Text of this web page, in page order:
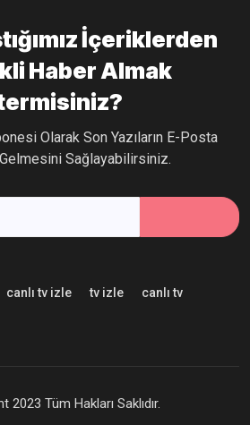
İçeriklerden
Haber Almak
Sağlayabilirsiniz.
canlı tv izle tv izle canlı tv
2023 Tüm Hakları Saklıdır.